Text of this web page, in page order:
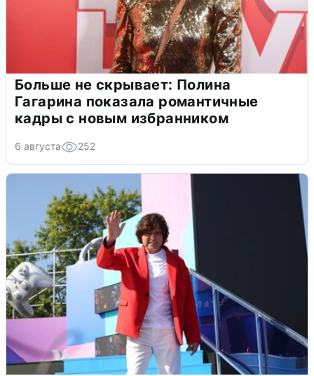
Больше не скрывает: Полина
Гагарина показала романтичные
кадры с новым избранником
6 августа 252